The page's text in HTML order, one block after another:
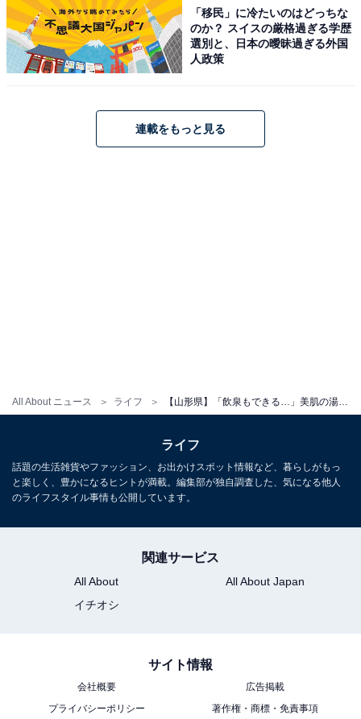
All About ニュース ライフ
※All About ニュース編集部が実施した「冬に行きたい温
泉地」に関するアンケートより抜粋（調査期間：2026年
1月14～15日、回答者250人）
じめご了承ください。また、記事中の宿泊プランを予約
すると、売上の一部がオールアバウトに還元されること
【山形県】「ジブリの世界観…」大正ロマン漂
う「銀山温泉」の魅力とは？ 1度は見たい絶景
「移民」に冷たいのはどっちな
のか？ スイスの厳格過ぎる学歴
選別と、日本の曖昧過ぎる外国
人政策
連載をもっと見る
ライフ
話題の生活雑貨やファッション、お出かけスポット情報など、暮らしがもっ
と楽しく、豊かになるヒントが満載。編集部が独自調査した、気になる他人
のライフスタイル事情も公開しています。
関連サービス
All About
All About Japan
イチオシ
サイト情報
会社概要
広告掲載
プライバシーポリシー
著作権・商標・免責事項